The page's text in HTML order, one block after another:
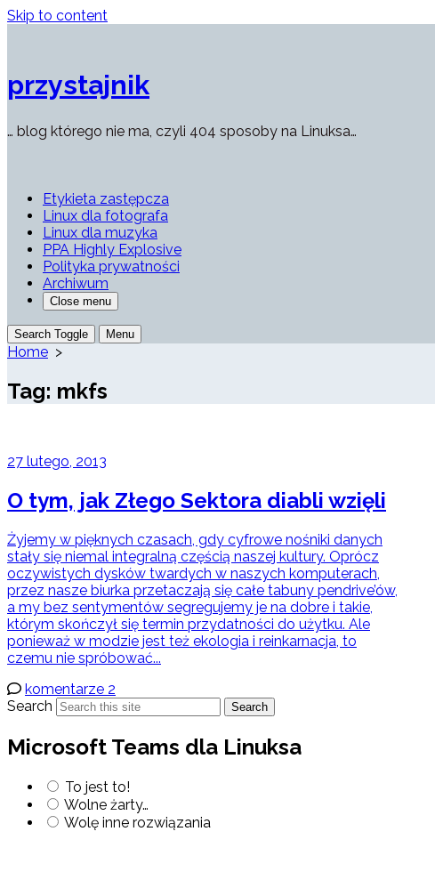
Skip to content
przystajnik
… blog którego nie ma, czyli 404 sposoby na Linuksa…
Etykieta zastępcza
Linux dla fotografa
Linux dla muzyka
PPA Highly Explosive
Polityka prywatności
Archiwum
Close menu
Search Toggle Menu
Home >
Tag: mkfs
27 lutego, 2013
O tym, jak Złego Sektora diabli wzięli
Żyjemy w pięknych czasach, gdy cyfrowe nośniki danych
stały się niemal integralną częścią naszej kultury. Oprócz
oczywistych dysków twardych w naszych komputerach,
przez nasze biurka przetaczają się całe tabuny pendrive’ów,
a my bez sentymentów segregujemy je na dobre i takie,
którym skończył się termin przydatności do użytku. Ale
ponieważ w modzie jest też ekologia i reinkarnacja, to
czemu nie spróbować...
komentarze 2
Search
Search
Microsoft Teams dla Linuksa
To jest to!
Wolne żarty…
Wolę inne rozwiązania